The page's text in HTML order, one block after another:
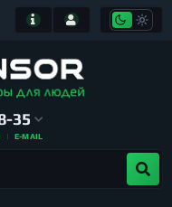
35
E-MAIL